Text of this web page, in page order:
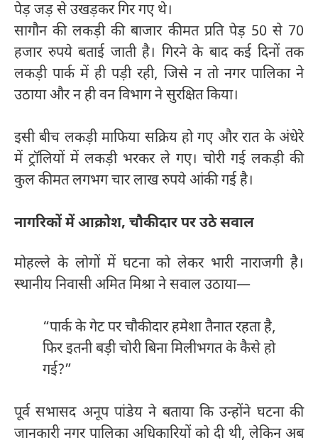
पेड़ जड़ से उखड़कर गिर गए थे।
सागौन की लकड़ी की बाजार कीमत प्रति पेड़ 50 से 70
हजार रुपये बताई जाती है। गिरने के बाद कई दिनों तक
लकड़ी पार्क में ही पड़ी रही, जिसे न तो नगर पालिका ने
उठाया और न ही वन विभाग ने सुरक्षित किया।
इसी बीच लकड़ी माफिया सक्रिय हो गए और रात के अंधेरे
में ट्रॉलियों में लकड़ी भरकर ले गए। चोरी गई लकड़ी की
कुल कीमत लगभग चार लाख रुपये आंकी गई है।
नागरिकों में आक्रोश, चौकीदार पर उठे सवाल
मोहल्ले के लोगों में घटना को लेकर भारी नाराजगी है।
स्थानीय निवासी अमित मिश्रा ने सवाल उठाया—
“पार्क के गेट पर चौकीदार हमेशा तैनात रहता है,
फिर इतनी बड़ी चोरी बिना मिलीभगत के कैसे हो
गई?”
पूर्व सभासद अनूप पांडेय ने बताया कि उन्होंने घटना की
जानकारी नगर पालिका अधिकारियों को दी थी, लेकिन अब